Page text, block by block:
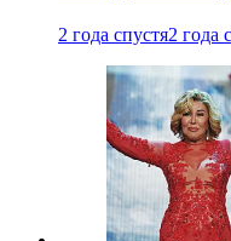
2 года спустя2 года